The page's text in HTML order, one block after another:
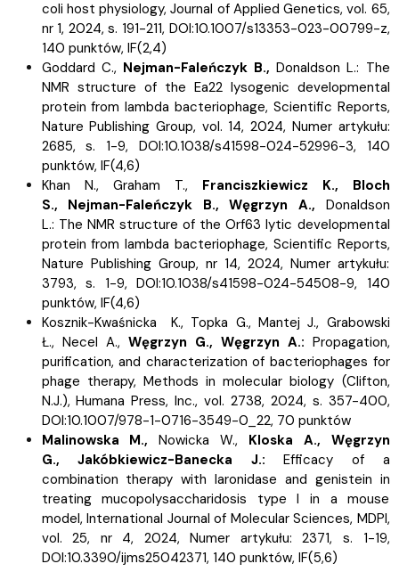
coli host physiology, Journal of Applied Genetics, vol. 65,
nr 1, 2024, s. 191-211, DOI:10.1007/s13353-023-00799-z,
140 punktów, IF(2,4)
Goddard C., Nejman-Faleńczyk B., Donaldson L.: The
NMR structure of the Ea22 lysogenic developmental
protein from lambda bacteriophage, Scientific Reports,
Nature Publishing Group, vol. 14, 2024, Numer artykułu:
2685, s.
1-9, DOI:10.1038/s41598-024-52996-3, 140
punktów, IF(4,6)
Khan N.,
Graham T., Franciszkiewicz K.,
Bloch
S.,
Nejman-Faleńczyk B., Węgrzyn A.,
Donaldson
L.: The NMR structure of the Orf63 lytic developmental
protein from lambda bacteriophage, Scientific Reports,
Nature Publishing Group, nr 14, 2024, Numer artykułu:
3793, s.
1-9, DOI:10.1038/s41598-024-54508-9, 140
punktów, IF(4,6)
Kosznik-Kwaśnicka K., Topka G., Mantej J., Grabowski
Ł., Necel A., Węgrzyn G., Węgrzyn A.: Propagation,
purification, and characterization of bacteriophages for
phage therapy, Methods in molecular biology (Clifton,
N.J.), Humana Press, Inc., vol. 2738, 2024, s. 357-400,
DOI:10.1007/978-1-0716-3549-0_22, 70 punktów
Malinowska M.,
Nowicka W., Kloska A.,
Węgrzyn
G.,
Jakóbkiewicz-Banecka J.:
Efficacy of a
combination therapy with laronidase and genistein in
treating mucopolysaccharidosis type I in a mouse
model, International Journal of Molecular Sciences, MDPI,
vol. 25, nr 4, 2024, Numer artykułu: 2371, s.
1-19,
DOI:10.3390/ijms25042371, 140 punktów, IF(5,6)